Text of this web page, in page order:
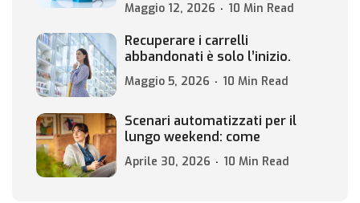
Maggio 12, 2026 10 Min Read
Recuperare i carrelli
abbandonati è solo l’inizio.
Maggio 5, 2026 10 Min Read
Scenari automatizzati per il
lungo weekend: come
Aprile 30, 2026 10 Min Read